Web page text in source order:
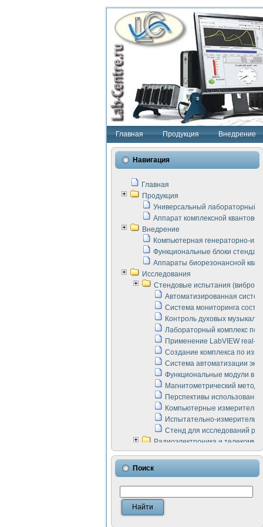
Главная Продукция Внедрение
Навигация
Главная
Продукция
Универсальный лабораторный
Аппарат комплексной
Внедрение
Компьютерная генераторно-
Функциональные блоки стенда
Аппараты биорезонансной
Исследования
Стендовые испытания
Автоматизированная
Система мониторинга
Контроль духовых
Лабораторный комплекс по
Применение LabVIEW real-
Создание комплекса по
Система автоматизации
Функциональные модули в
Магнитометрический метод
Перспективы
Компьютерные
Испытательно-
Стенд для исследований
Радиоэлектроника и
LabVIEW в расчетах
Аппаратно-программный
Виртуальный
Измерение шумовых
Измерительный
Инструменты для
Поиск